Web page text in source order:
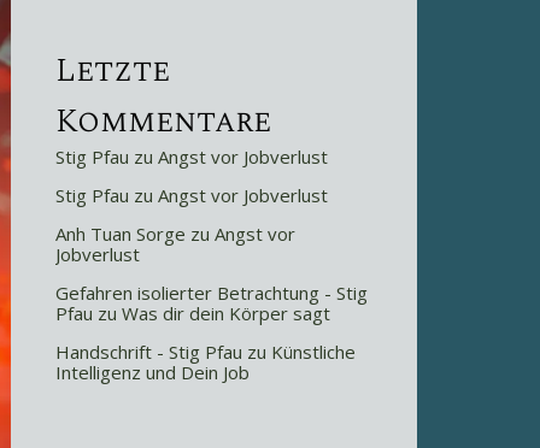
Letzte
Kommentare
Stig Pfau zu Angst vor Jobverlust
Stig Pfau zu Angst vor Jobverlust
Anh Tuan Sorge zu Angst vor
Jobverlust
Gefahren isolierter Betrachtung - Stig
Pfau zu Was dir dein Körper sagt
Handschrift - Stig Pfau zu Künstliche
Intelligenz und Dein Job